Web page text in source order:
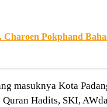
Pokphand
masuknya Kota
Hadits, SKI,